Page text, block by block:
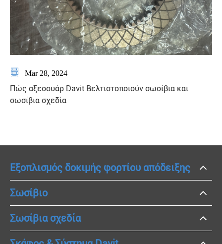
 Mar 28, 2024
Πώς αξεσουάρ Davit Βελτιστοποιούν σωσίβια και
σωσίβια σχεδία
Εξοπλισμός δοκιμής φορτίου απόδειξης
Σωσίβιο
Σωσίβια σχεδία